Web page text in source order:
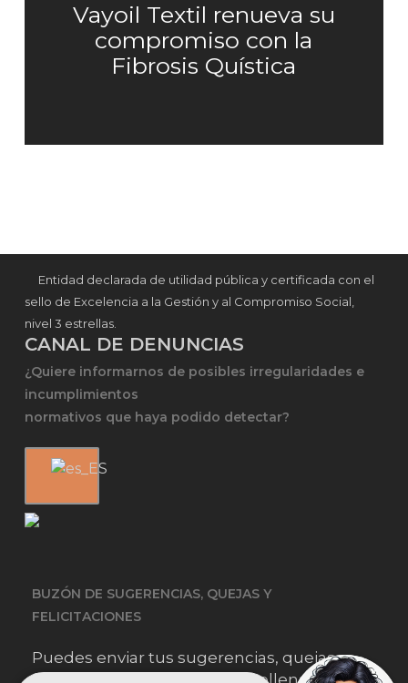
Vayoil Textil renueva su
compromiso con la
Fibrosis Quística
Entidad declarada de utilidad pública y certificada con el
sello de Excelencia a la Gestión y al Compromiso Social,
nivel 3 estrellas.
CANAL DE DENUNCIAS
¿Quiere informarnos de posibles irregularidades e
incumplimientos
normativos que haya podido detectar?
BUZÓN DE SUGERENCIAS, QUEJAS Y
FELICITACIONES
Puedes enviar tus sugerencias, quejas o
felicitaciones simplemente rellenando este